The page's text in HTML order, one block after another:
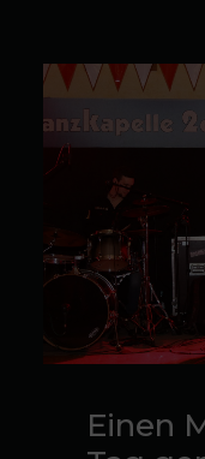
Einen